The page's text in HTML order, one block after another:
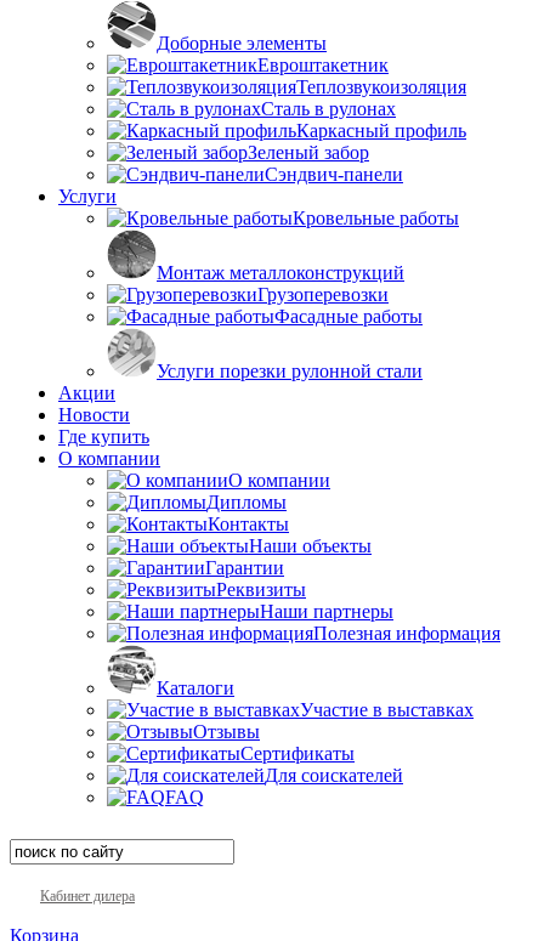
Доборные элементы
Евроштакетник
Теплозвукоизоляция
Сталь в рулонах
Каркасный профиль
Зеленый забор
Сэндвич-панели
Услуги
Кровельные работы
Монтаж металлоконструкций
Грузоперевозки
Фасадные работы
Услуги порезки рулонной стали
Акции
Новости
Где купить
О компании
О компании
Дипломы
Контакты
Наши объекты
Гарантии
Реквизиты
Наши партнеры
Полезная информация
Каталоги
Участие в выставках
Отзывы
Сертификаты
Для соискателей
FAQ
Кабинет дилера
Корзина